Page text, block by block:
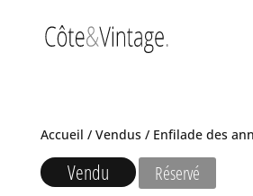
Accueil / Vendus/ Enfilade des
Vendu Réservé